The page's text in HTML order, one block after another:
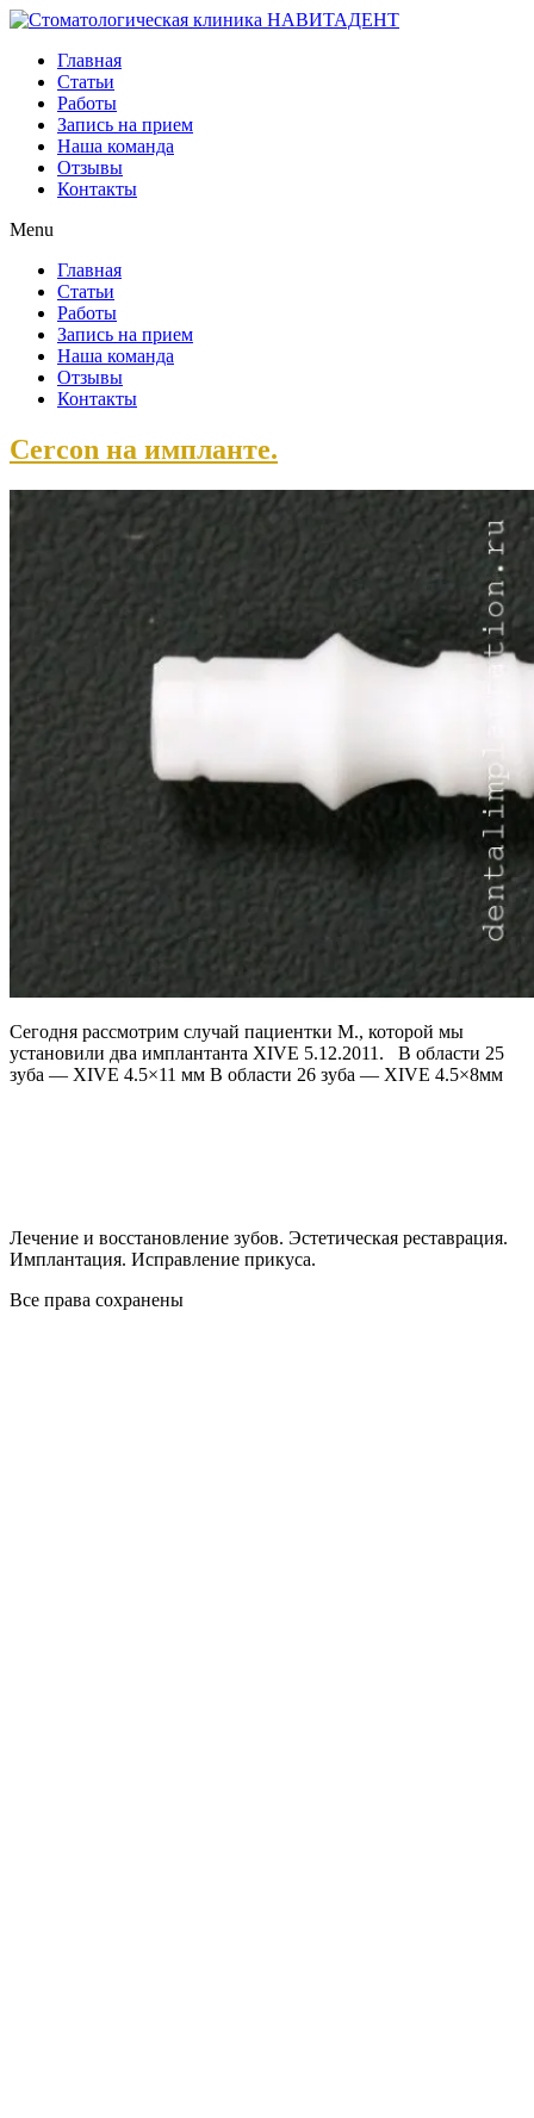
Главная
Статьи
Работы
Запись на прием
Наша команда
Отзывы
Контакты
Menu
Главная
Статьи
Работы
Запись на прием
Наша команда
Отзывы
Контакты
Cercon на импланте.
Сегодня рассмотрим случай пациентки M., которой мы
установили два имплантанта XIVE 5.12.2011. В области 25
зуба — XIVE 4.5×11 мм В области 26 зуба — XIVE 4.5×8мм
Лечение и восстановление зубов. Эстетическая реставрация.
Имплантация. Исправление прикуса.
Все права сохранены